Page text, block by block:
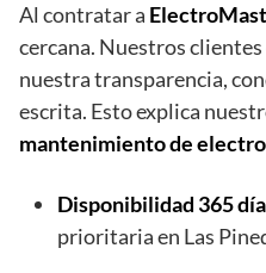
Al contratar a
cercana. Nuestros
nuestra transparencia,
escrita. Esto explica
mantenimiento de
Disponibilidad 365
prioritaria en Las